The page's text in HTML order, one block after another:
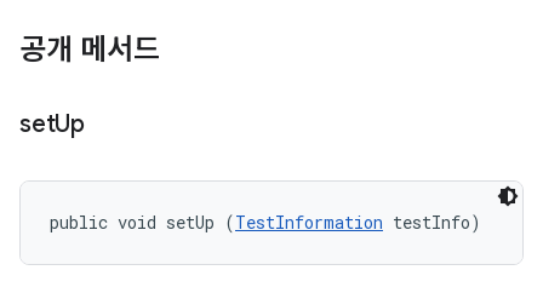
공개 메서드
setUp
public void setUp (TestInformation testInfo)